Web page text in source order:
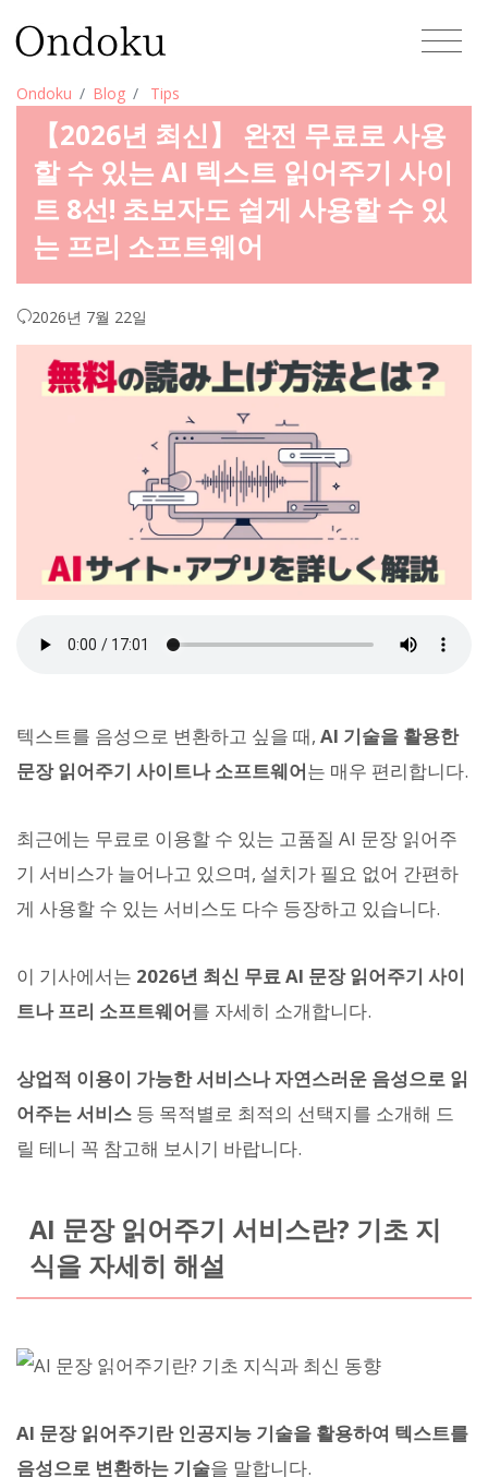
Ondoku Blog Tips
【2026년 최신】 완전 무료로 사용
할 수 있는 AI 텍스트 읽어주기 사이
트 8선! 초보자도 쉽게 사용할 수 있
는 프리 소프트웨어
2026년 7월 22일
텍스트를 음성으로 변환하고 싶을 때, AI 기술을 활용한
문장 읽어주기 사이트나 소프트웨어는 매우 편리합니다.
최근에는 무료로 이용할 수 있는 고품질 AI 문장 읽어주
기 서비스가 늘어나고 있으며, 설치가 필요 없어 간편하
게 사용할 수 있는 서비스도 다수 등장하고 있습니다.
이 기사에서는 2026년 최신 무료 AI 문장 읽어주기 사이
트나 프리 소프트웨어를 자세히 소개합니다.
상업적 이용이 가능한 서비스나 자연스러운 음성으로 읽
어주는 서비스 등 목적별로 최적의 선택지를 소개해 드
릴 테니 꼭 참고해 보시기 바랍니다.
AI 문장 읽어주기 서비스란? 기초 지
식을 자세히 해설
AI 문장 읽어주기란 인공지능 기술을 활용하여 텍스트를
음성으로 변환하는 기술을 말합니다.